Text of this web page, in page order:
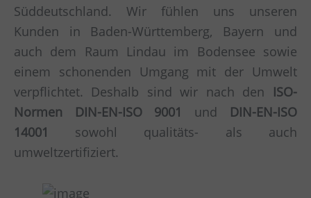
Süddeutschland. Wir fühlen uns unseren
Kunden in Baden-Württemberg, Bayern und
auch dem Raum Lindau im Bodensee sowie
einem schonenden Umgang mit der Umwelt
verpflichtet. Deshalb sind wir nach den ISO-
Normen DIN-EN-ISO 9001
und DIN-EN-ISO
14001
sowohl qualitäts- als auch
umweltzertifiziert.